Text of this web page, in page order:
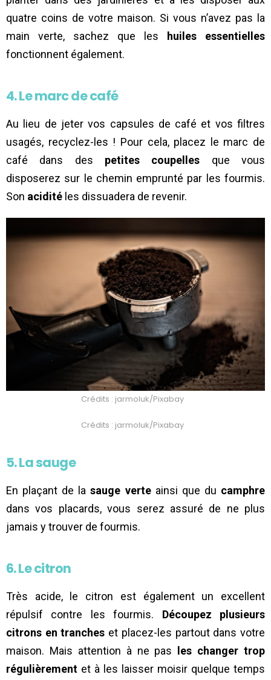
quatre coins de votre maison. Si vous n’avez pas la
main verte, sachez que les huiles essentielles
fonctionnent également.
4. Le marc de café
Au lieu de jeter vos capsules de café et vos filtres
usagés, recyclez-les ! Pour cela, placez le marc de
café dans des petites coupelles que vous
disposerez sur le chemin emprunté par les fourmis.
Son acidité les dissuadera de revenir.
Crédits : jarmoluk/Pixabay
Crédits : jarmoluk/Pixabay
5. La sauge
En plaçant de lasauge verteainsi que du camphre
dans vos placards, vous serez assuré de ne plus
jamais y trouver de fourmis.
6. Le citron
Très acide, le citron est également un excellent
répulsif contre les fourmis. Découpez plusieurs
citrons en tranches et placez-les partout dans votre
maison. Mais attention à ne pas
les changer trop
régulièrement et à les laisser moisir quelque temps